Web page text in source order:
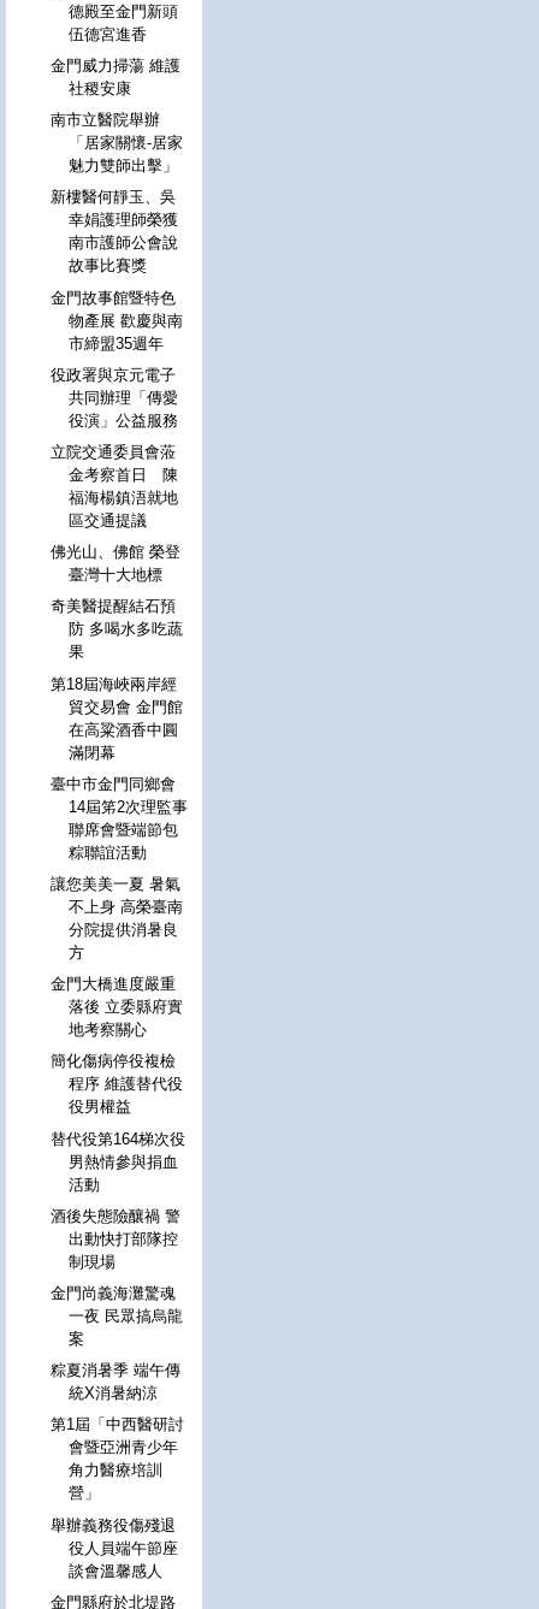
德殿至金門新頭
伍德宮進香
金門威力掃蕩 維護
社稷安康
南市立醫院舉辦
「居家關懷-居家
魅力雙師出擊」
新樓醫何靜玉、吳
幸娟護理師榮獲
南市護師公會說
故事比賽獎
金門故事館暨特色
物產展 歡慶與南
市締盟35週年
役政署與京元電子
共同辦理「傳愛
役演」公益服務
立院交通委員會蒞
金考察首日 陳
福海楊鎮浯就地
區交通提議
佛光山、佛館 榮登
臺灣十大地標
奇美醫提醒結石預
防 多喝水多吃蔬
果
第18屆海峽兩岸經
貿交易會 金門館
在高粱酒香中圓
滿閉幕
臺中市金門同鄉會
14屆笫2次理監事
聯席會暨端節包
粽聯誼活動
讓您美美一夏 暑氣
不上身 高榮臺南
分院提供消暑良
方
金門大橋進度嚴重
落後 立委縣府實
地考察關心
簡化傷病停役複檢
程序 維護替代役
役男權益
替代役第164梯次役
男熱情參與捐血
活動
酒後失態險釀禍 警
出動快打部隊控
制現場
金門尚義海灘驚魂
一夜 民眾搞烏龍
案
粽夏消暑季 端午傳
統X消暑納涼
第1屆「中西醫研討
會暨亞洲青少年
角力醫療培訓
營」
舉辦義務役傷殘退
役人員端午節座
談會溫馨感人
金門縣府於北堤路